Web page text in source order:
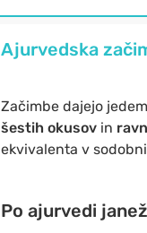
Ajurvedska
Začimbe dajejo jedem
šestih okusov in
ekvivalenta v
Po ajurvedi